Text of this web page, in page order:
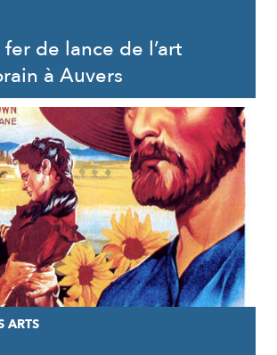
fer de lance de l’art
à Auvers
ARTS